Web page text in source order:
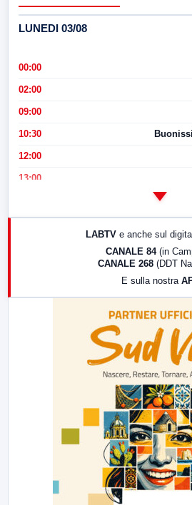
LUNEDI 03/08
00:00
02:00
09:00
10:30
12:00
13:00
LABTV e anche sul
CANALE 84 (in
CANALE 268 (DDT
E sulla nostra